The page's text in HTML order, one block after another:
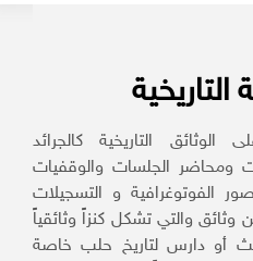
التاريخية كالجرائد
ومحاضر الجلسات والوقفيات
الفوتوغرافية و التسجيلات
والتي تشكل كنزاً وثائقياً
أو دارس لتاريخ حلب خاصة